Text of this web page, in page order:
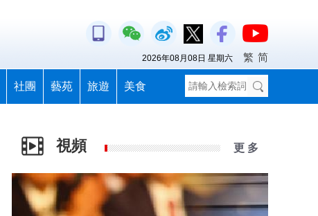
社團 藝苑 旅遊 美食
2026年08月08日 星期六 繁 简
視頻 更 多